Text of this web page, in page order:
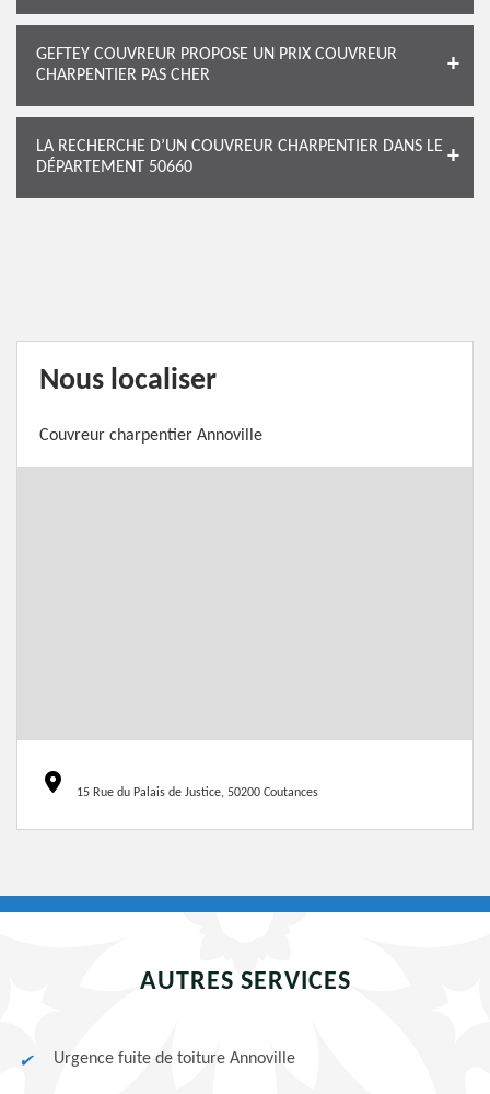
GEFTEY COUVREUR PROPOSE UN PRIX COUVREUR
CHARPENTIER PAS CHER
LA RECHERCHE D’UN COUVREUR CHARPENTIER DANS LE
DÉPARTEMENT 50660
Nous localiser
Couvreur charpentier Annoville
15 Rue du Palais de Justice, 50200 Coutances
AUTRES SERVICES
Urgence fuite de toiture Annoville